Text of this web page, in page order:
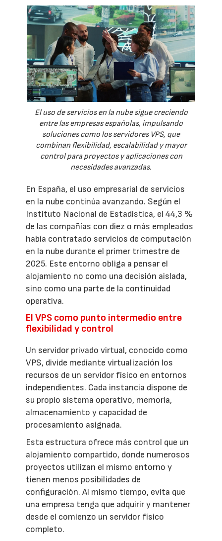
El uso de servicios en la nube sigue creciendo
entre las empresas españolas, impulsando
soluciones como los servidores VPS, que
combinan flexibilidad, escalabilidad y mayor
control para proyectos y aplicaciones con
necesidades avanzadas.
En España, el uso empresarial de servicios
en la nube continúa avanzando. Según el
Instituto Nacional de Estadística, el 44,3 %
de las compañías con diez o más empleados
había contratado servicios de computación
en la nube durante el primer trimestre de
2025. Este entorno obliga a pensar el
alojamiento no como una decisión aislada,
sino como una parte de la continuidad
operativa.
El VPS como punto intermedio entre
flexibilidad y control
Un servidor privado virtual, conocido como
VPS, divide mediante virtualización los
recursos de un servidor físico en entornos
independientes. Cada instancia dispone de
su propio sistema operativo, memoria,
almacenamiento y capacidad de
procesamiento asignada.
Esta estructura ofrece más control que un
alojamiento compartido, donde numerosos
proyectos utilizan el mismo entorno y
tienen menos posibilidades de
configuración. Al mismo tiempo, evita que
una empresa tenga que adquirir y mantener
desde el comienzo un servidor físico
completo.